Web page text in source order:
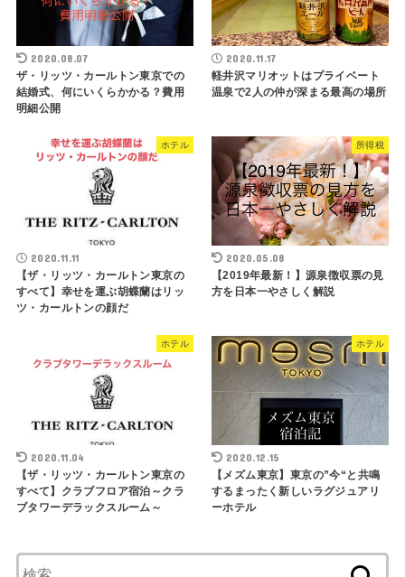
2020.08.07
ザ・リッツ・カールトン東京での
結婚式、何にいくらかかる？費用
明細公開
2020.11.17
軽井沢マリオットはプライベート
温泉で2人の仲が深まる最高の場所
ホテル
2020.11.11
【ザ・リッツ・カールトン東京の
すべて】幸せを運ぶ胡蝶蘭はリッ
ツ・カールトンの顔だ
所得税
2020.05.08
【2019年最新！】源泉徴収票の見
方を日本一やさしく解説
ホテル
2020.11.04
【ザ・リッツ・カールトン東京の
すべて】クラブフロア宿泊～クラ
ブタワーデラックスルーム～
ホテル
2020.12.15
【メズム東京】東京の”今“と共鳴
するまったく新しいラグジュアリ
ーホテル